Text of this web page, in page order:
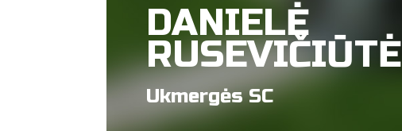
DANIELĖ
RUSEVIČIŪTĖ
Ukmergės SC